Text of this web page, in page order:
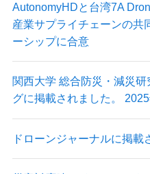
AutonomyHDと台湾7A
産業サプライチェーンの共
ーシップに合意
関西大学 総合防災・減災
グに掲載されました。
ドローンジャーナルに掲